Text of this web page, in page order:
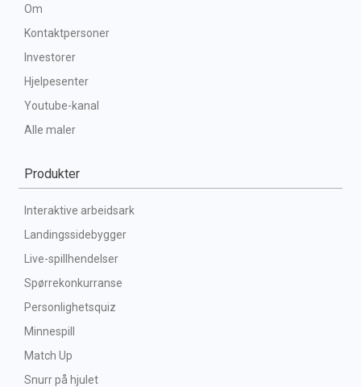
Om
Kontaktpersoner
Investorer
Hjelpesenter
Youtube-kanal
Alle maler
Produkter
Interaktive arbeidsark
Landingssidebygger
Live-spillhendelser
Spørrekonkurranse
Personlighetsquiz
Minnespill
Match Up
Snurr på hjulet